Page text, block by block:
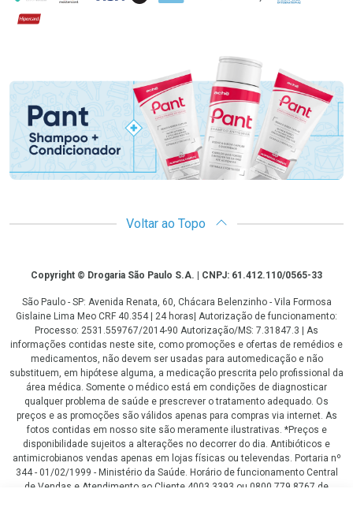
Hipercard
Promoção em Destaque
Voltar ao Topo
CopyrightCopyright © Drogaria São Paulo S.A. | CNPJ: 61.412.110/0565-33
São Paulo - SP: Avenida Renata, 60, Chácara Belenzinho - Vila Formosa
Gislaine Lima Meo CRF 40.354 | 24 horas| Autorização de funcionamento:
Processo: 2531.559767/2014-90 Autorização/MS: 7.31847.3 | As
informações contidas neste site, como promoções e ofertas de remédios e
medicamentos, não devem ser usadas para automedicação e não
substituem, em hipótese alguma, a medicação prescrita pelo profissional da
área médica. Somente o médico está em condições de diagnosticar
qualquer problema de saúde e prescrever o tratamento adequado. Os
preços e as promoções são válidos apenas para compras via internet. As
fotos contidas em nosso site são meramente ilustrativas. *Preços e
disponibilidade sujeitos a alterações no decorrer do dia. Antibióticos e
antimicrobianos vendas apenas em lojas físicas ou televendas. Portaria nº
344 - 01/02/1999 - Ministério da Saúde. Horário de funcionamento Central
de Vendas e Atendimento ao Cliente 4003 3393 ou 0800 779 8767 de